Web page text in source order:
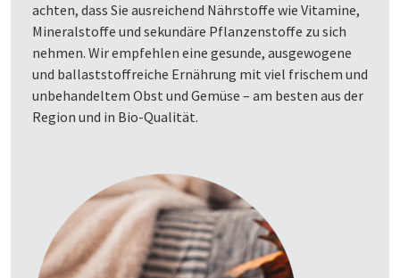
achten, dass Sie ausreichend Nährstoffe wie Vitamine,
Mineralstoffe und sekundäre Pflanzenstoffe zu sich
nehmen. Wir empfehlen eine gesunde, ausgewogene
und ballaststoffreiche Ernährung mit viel frischem und
unbehandeltem Obst und Gemüse – am besten aus der
Region und in Bio-Qualität.